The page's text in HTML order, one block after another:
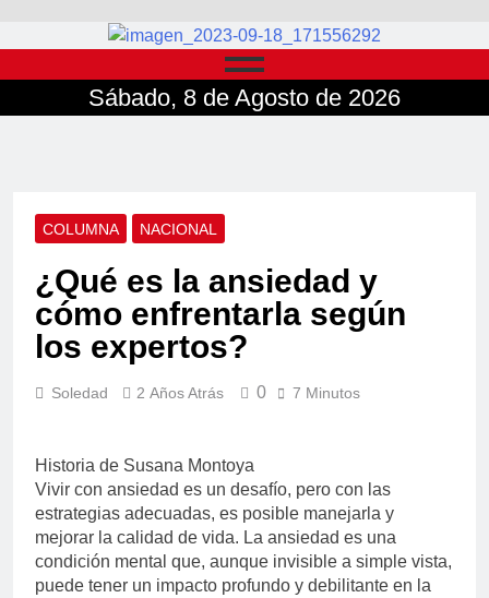
Sábado, 8 de Agosto de 2026
COLUMNA NACIONAL
¿Qué es la ansiedad y
cómo enfrentarla según
los expertos?
Soledad 2 Años Atrás 0 7 Minutos
Historia de Susana Montoya
Vivir con ansiedad es un desafío, pero con las
estrategias adecuadas, es posible manejarla y
mejorar la calidad de vida. La ansiedad es una
condición mental que, aunque invisible a simple vista,
puede tener un impacto profundo y debilitante en la